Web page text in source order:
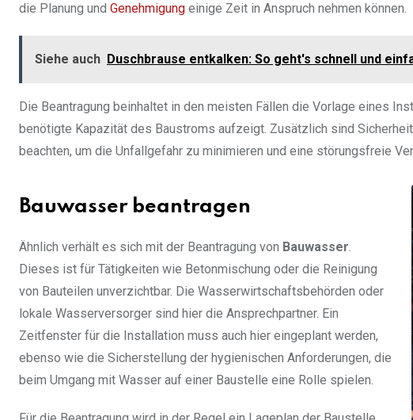
die Planung und Genehmigung einige Zeit in Anspruch nehmen können.
Siehe auch Duschbrause entkalken: So geht's schnell und
Die Beantragung beinhaltet in den meisten Fällen die Vorlage eines
benötigte Kapazität des Baustroms aufzeigt. Zusätzlich sind
beachten, um die Unfallgefahr zu minimieren und eine störungsfreie
Bauwasser beantragen
Ähnlich verhält es sich mit der Beantragung von Bauwasser.
Dieses ist für Tätigkeiten wie Betonmischung oder die Reinigung
von Bauteilen unverzichtbar. Die Wasserwirtschaftsbehörden oder
lokale Wasserversorger sind hier die Ansprechpartner. Ein
Zeitfenster für die Installation muss auch hier eingeplant werden,
ebenso wie die Sicherstellung der hygienischen Anforderungen, die
beim Umgang mit Wasser auf einer Baustelle eine Rolle spielen.